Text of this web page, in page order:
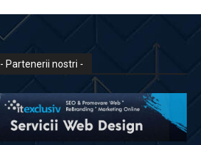
- Partenerii nostri -